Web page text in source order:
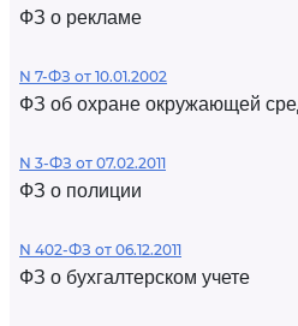
ФЗ о рекламе
N 7-ФЗ от 10.01.2002
ФЗ об охране окружающей
N 3-ФЗ от 07.02.2011
ФЗ о полиции
N 402-ФЗ от 06.12.2011
ФЗ о бухгалтерском учете